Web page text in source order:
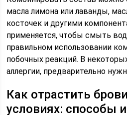
масла лимона или лаванды,
косточек и другими
применяется, чтобы смыть
правильном использовании
побочных реакций. В
аллергии, предварительно
Как отрастить
условиях: способы